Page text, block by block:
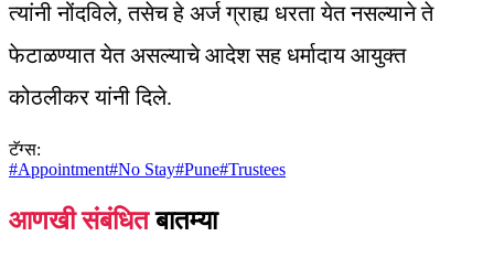
त्यांनी नोंदविले, तसेच हे अर्ज ग्राह्य धरता येत नसल्याने ते
फेटाळण्यात येत असल्याचे आदेश सह धर्मादाय आयुक्त
कोठलीकर यांनी दिले.
टॅग्स:
#Appointment#No Stay#Pune#Trustees
आणखी संबंधित बातम्या